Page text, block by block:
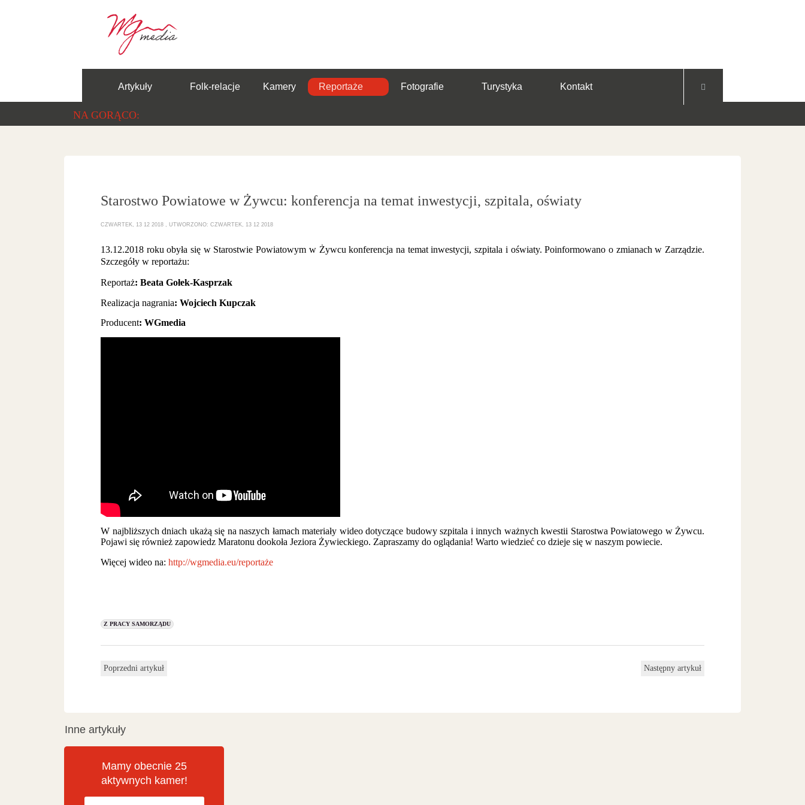
Artykuły Folk-relacje Kamery Reportaże Fotografie Turystyka Kontakt
NA GORĄCO:
Starostwo Powiatowe w Żywcu: konferencja na temat inwestycji, szpitala, oświaty
CZWARTEK, 13 12 2018 UTWORZONO: CZWARTEK, 13 12 2018
13.12.2018 roku obyła się w Starostwie Powiatowym w Żywcu konferencja na temat inwestycji, szpitala i oświaty. Poinformowano o zmianach w Zarządzie.
Szczegóły w reportażu:
Reportaż: Beata Gołek-Kasprzak
Realizacja nagrania: Wojciech Kupczak
Producent: WGmedia
W najbliższych dniach ukażą się na naszych łamach materiały wideo dotyczące budowy szpitala i innych ważnych kwestii Starostwa Powiatowego w Żywcu.
Pojawi się również zapowiedz Maratonu dookoła Jeziora Żywieckiego. Zapraszamy do oglądania! Warto wiedzieć co dzieje się w naszym powiecie.
Więcej wideo na: http://wgmedia.eu/reportaże
Z PRACY SAMORZĄDU
Poprzedni artykuł Następny artykuł
Inne artykuły
Mamy obecnie 25
aktywnych kamer!